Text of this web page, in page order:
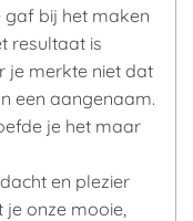
gaf bij het maken
resultaat is
je merkte niet dat
een aangenaam.
je het maar
en plezier
onze mooie,